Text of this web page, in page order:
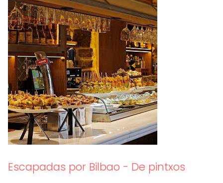
Escapadas por Bilbao - De pintxos